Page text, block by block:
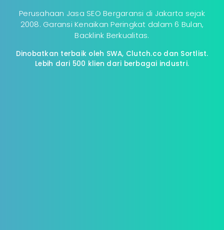
Perusahaan Jasa SEO Bergaransi di Jakarta sejak
2008. Garansi Kenaikan Peringkat dalam 6 Bulan,
Backlink Berkualitas.
Dinobatkan terbaik oleh SWA, Clutch.co dan Sortlist.
Lebih dari 500 klien dari berbagai industri.